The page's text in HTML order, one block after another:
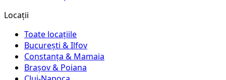
Locații
Toate locațiile
București & Ilfov
Constanța & Mamaia
Brașov & Poiana